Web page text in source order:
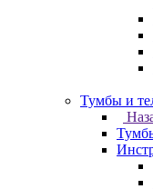
Тумбы и